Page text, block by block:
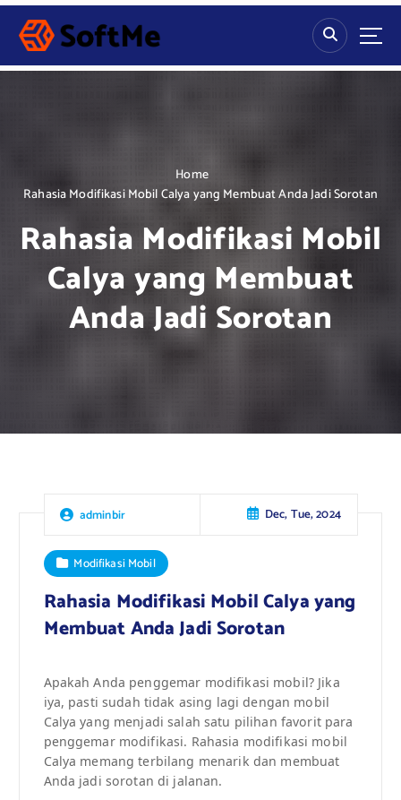
S
p
Home
Rahasia Modifikasi Mobil Calya yang Membuat Anda Jadi Sorotan
Rahasia Modifikasi Mobil
Calya yang Membuat
Anda Jadi Sorotan
adminbir Dec, Tue, 2024
Modifikasi Mobil
Rahasia Modifikasi Mobil Calya yang
Membuat Anda Jadi Sorotan
Apakah Anda penggemar modifikasi mobil? Jika
iya, pasti sudah tidak asing lagi dengan mobil
Calya yang menjadi salah satu pilihan favorit para
penggemar modifikasi. Rahasia modifikasi mobil
Calya memang terbilang menarik dan membuat
Anda jadi sorotan di jalanan.